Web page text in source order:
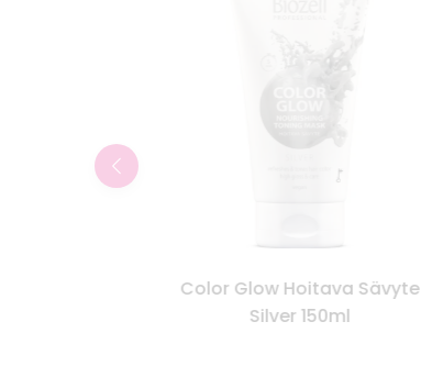
Color Glow Hoitava Sävyte
Silver 150ml